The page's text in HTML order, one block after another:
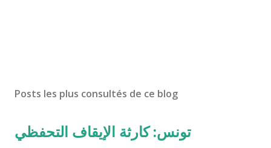
Posts les plus consultés de ce blog
تونس: كارثة الإيقاف التحفظي